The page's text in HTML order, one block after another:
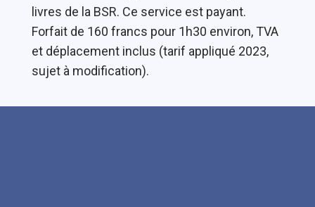
livres de la BSR. Ce service est payant.
Forfait de 160 francs pour 1h30 environ, TVA
et déplacement inclus (tarif appliqué 2023,
sujet à modification).